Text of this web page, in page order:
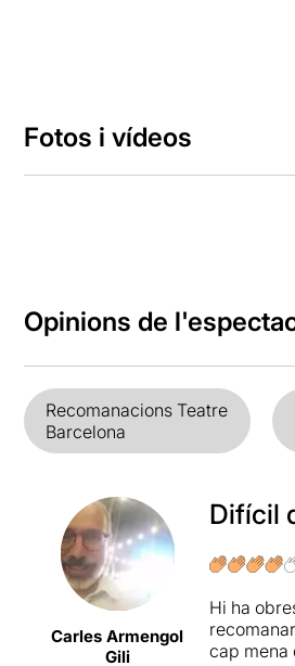
Fotos i vídeos
Opinions de
Recomanacions Teatre
Barcelona
Carles Armengol
Gili
Difícil
Hi ha
cap mena